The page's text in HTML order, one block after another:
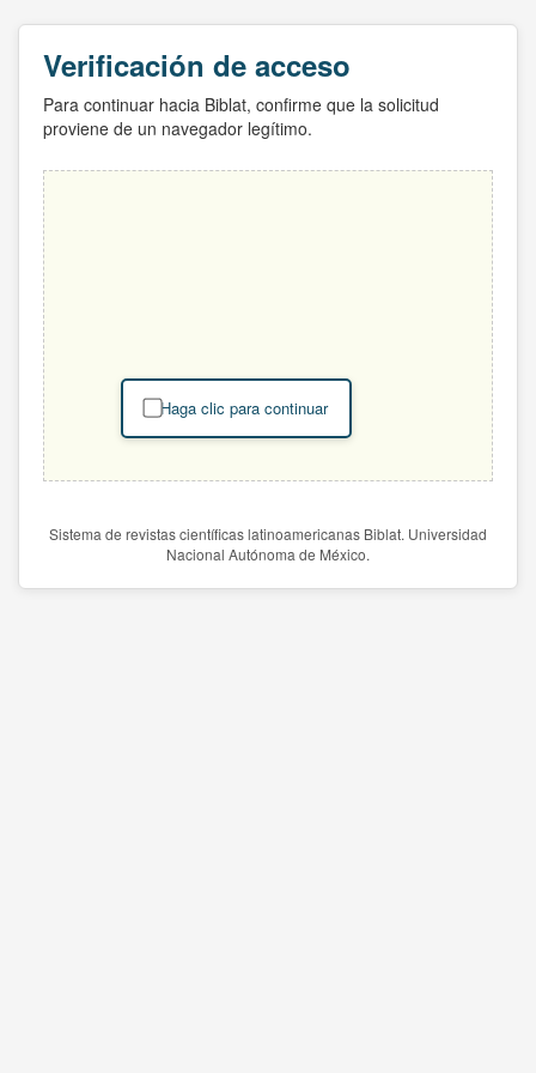
Verificación de acceso
Para continuar hacia Biblat, confirme que la solicitud
proviene de un navegador legítimo.
Haga clic para continuar
Sistema de revistas científicas latinoamericanas Biblat. Universidad
Nacional Autónoma de México.